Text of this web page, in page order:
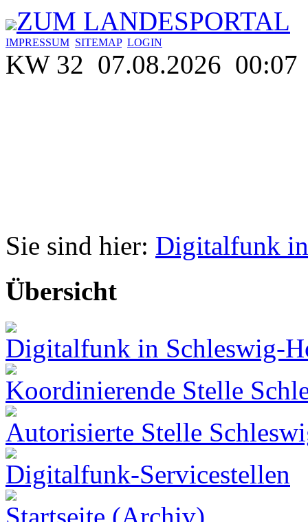
ZUM LANDESPORTAL
IMPRESSUM SITEMAP LOGIN
KW 32 07.08.2026 00:07
Sie sind hier: Digitalfunk
Übersicht
Digitalfunk in Schleswig-
Koordinierende Stelle
Autorisierte Stelle
Digitalfunk-Servicestellen
Startseite (Archiv)